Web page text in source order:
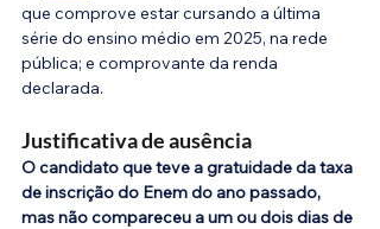
que comprove estar cursando a última
série do ensino médio em 2025, na rede
pública; e comprovante da renda
declarada.
Justificativa de ausência
O candidato que teve a gratuidade da taxa
de inscrição do Enem do ano passado,
mas não compareceu a um ou dois dias de